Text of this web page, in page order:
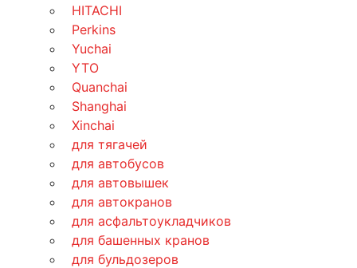
HITACHI
Perkins
Yuchai
YTO
Quanchai
Shanghai
Xinchai
для тягачей
для автобусов
для автовышек
для автокранов
для асфальтоукладчиков
для башенных кранов
для бульдозеров